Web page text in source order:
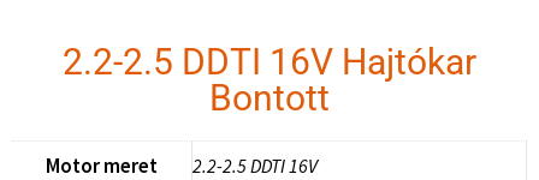
2.2-2.5 DDTI 16V Hajtókar
Bontott
Motor meret 2.2-2.5 DDTI 16V